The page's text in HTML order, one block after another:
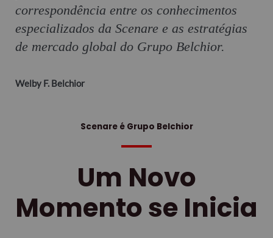
correspondência entre os conhecimentos
especializados da Scenare e as estratégias
de mercado global do Grupo Belchior.
Welby F. Belchior
Scenare é Grupo Belchior
Um Novo
Momento se Inicia